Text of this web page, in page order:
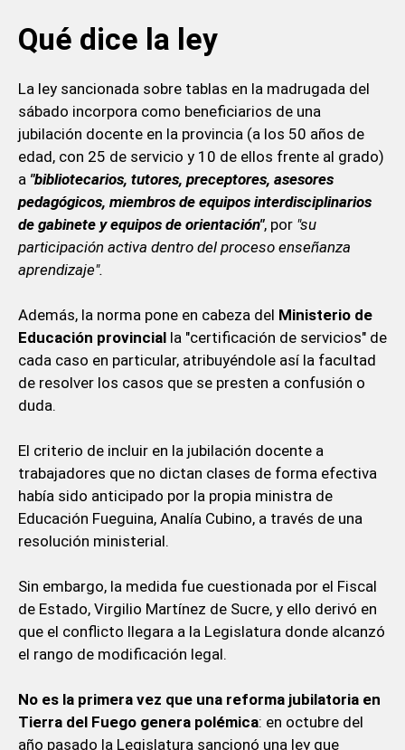
Qué dice la ley
La ley sancionada sobre tablas en la madrugada del
sábado incorpora como beneficiarios de una
jubilación docente en la provincia (a los 50 años de
edad, con 25 de servicio y 10 de ellos frente al grado)
a "bibliotecarios, tutores, preceptores, asesores
pedagógicos, miembros de equipos interdisciplinarios
de gabinete y equipos de orientación", por "su
participación activa dentro del proceso enseñanza
aprendizaje".
Además, la norma pone en cabeza del Ministerio de
Educación provincialla "certificación de servicios" de
cada caso en particular, atribuyéndole así la facultad
de resolver los casos que se presten a confusión o
duda.
El criterio de incluir en la jubilación docente a
trabajadores que no dictan clases de forma efectiva
había sido anticipado por la propia ministra de
Educación Fueguina, Analía Cubino, a través de una
resolución ministerial.
Sin embargo, la medida fue cuestionada por el Fiscal
de Estado, Virgilio Martínez de Sucre, y ello derivó en
que el conflicto llegara a la Legislatura donde alcanzó
el rango de modificación legal.
No es la primera vez que una reforma jubilatoria en
Tierra del Fuego genera polémica: en octubre del
año pasado la Legislatura sancionó una ley que